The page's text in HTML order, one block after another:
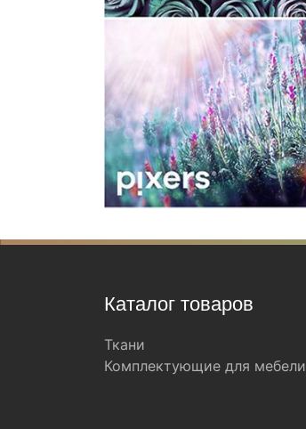
Каталог товаров
Ткани
Комплектующие для мебели